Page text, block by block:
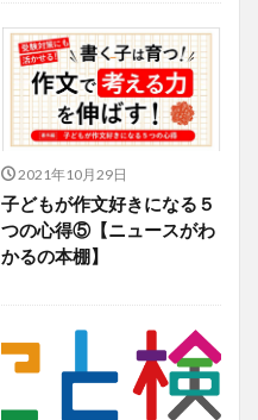
2021年10月29日
子どもが作文好きになる５
つの心得⑤【ニュースがわ
かるの本棚】